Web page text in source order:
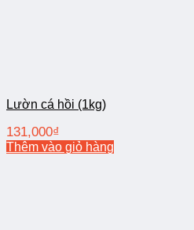
Lườn cá hồi (1kg)
131,000₫
Thêm vào giỏ hàng